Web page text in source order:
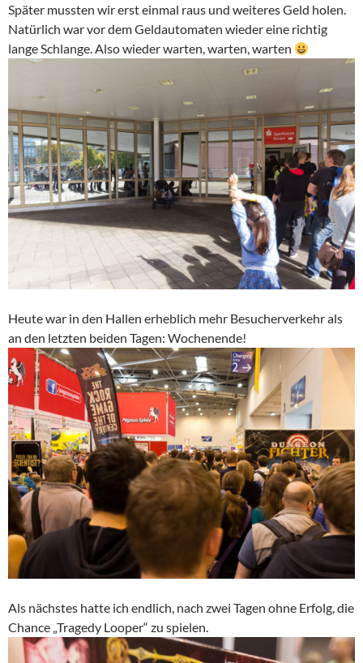
Später mussten wir erst einmal raus und weiteres Geld holen.
Natürlich war vor dem Geldautomaten wieder eine richtig
lange Schlange. Also wieder warten, warten, warten
Heute war in den Hallen erheblich mehr Besucherverkehr als
an den letzten beiden Tagen: Wochenende!
Als nächstes hatte ich endlich, nach zwei Tagen ohne Erfolg, die
Chance „Tragedy Looper“ zu spielen.